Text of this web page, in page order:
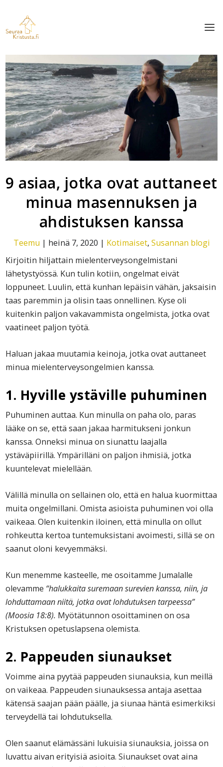
9 asiaa, jotka ovat auttaneet
minua masennuksen ja
ahdistuksen kanssa
Teemu | heinä 7, 2020 | Kotimaiset, Susannan blogi
Kirjoitin hiljattain mielenterveysongelmistani
lähetystyössä. Kun tulin kotiin, ongelmat eivät
loppuneet. Luulin, että kunhan lepäisin vähän, jaksaisin
taas paremmin ja olisin taas onnellinen. Kyse oli
kuitenkin paljon vakavammista ongelmista, jotka ovat
vaatineet paljon työtä.
Haluan jakaa muutamia keinoja, jotka ovat auttaneet
minua mielenterveysongelmien kanssa.
1. Hyville ystäville puhuminen
Puhuminen auttaa. Kun minulla on paha olo, paras
lääke on se, että saan jakaa harmitukseni jonkun
kanssa. Onneksi minua on siunattu laajalla
ystäväpiirillä. Ympärilläni on paljon ihmisiä, jotka
kuuntelevat mielellään.
Välillä minulla on sellainen olo, että en halua kuormittaa
muita ongelmillani. Omista asioista puhuminen voi olla
vaikeaa. Olen kuitenkin iloinen, että minulla on ollut
rohkeutta kertoa tuntemuksistani avoimesti, sillä se on
saanut oloni kevyemmäksi.
Kun menemme kasteelle, me osoitamme Jumalalle
olevamme “halukkaita suremaan surevien kanssa, niin, ja
lohduttamaan niitä, jotka ovat lohdutuksen tarpeessa”
(Moosia 18:8). Myötätunnon osoittaminen on osa
Kristuksen opetuslapsena olemista.
2. Pappeuden siunaukset
Voimme aina pyytää pappeuden siunauksia, kun meillä
on vaikeaa. Pappeuden siunauksessa antaja asettaa
kätensä saajan pään päälle, ja siunaa häntä esimerkiksi
terveydellä tai lohdutuksella.
Olen saanut elämässäni lukuisia siunauksia, joissa on
luvattu aivan erityisiä asioita. Siunaukset ovat aina